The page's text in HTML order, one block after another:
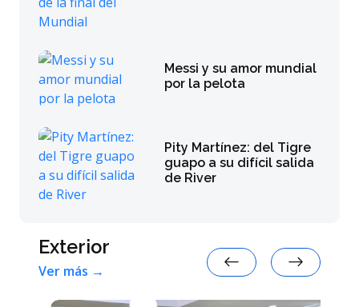
Messi y su amor mundial
por la pelota
Pity Martínez: del Tigre
guapo a su difícil salida
de River
Exterior
Ver más →